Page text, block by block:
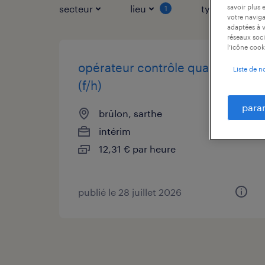
secteur lieu 1 type de
opérateur contrôle qualité
(f/h)
brûlon, sarthe
intérim
12,31 € par heure
publié le 28 juillet 2026
savoir plus
votre
adaptées à
réseaux
l’icône
Liste de